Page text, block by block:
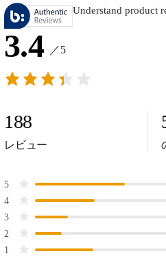
Understand product
3.4 ／5
188
レビュー
5
4
3
2
1